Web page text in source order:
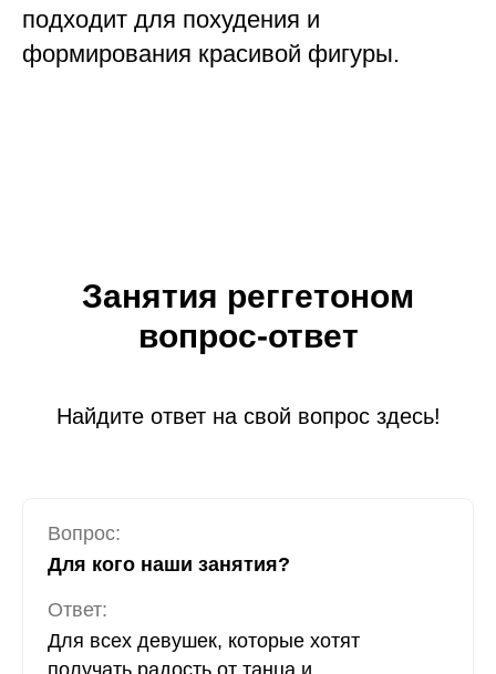
подходит для похудения и
формирования красивой фигуры.
Занятия реггетоном
вопрос-ответ
Найдите ответ на свой вопрос здесь!
Вопрос:
Для кого наши занятия?
Ответ:
Для всех девушек, которые хотят
получать радость от танца и